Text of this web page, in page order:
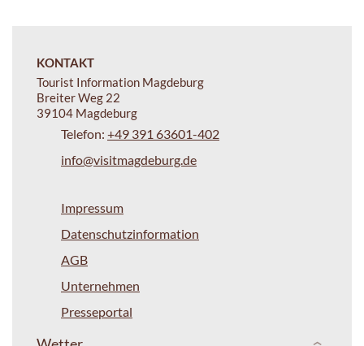
KONTAKT
Tourist Information Magdeburg
Breiter Weg 22
39104 Magdeburg
Telefon: +49 391 63601-402
info@visitmagdeburg.de
Impressum
Datenschutzinformation
AGB
Unternehmen
Presseportal